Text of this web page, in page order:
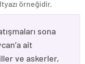
örneğidir.
sona
ait
ve askerler,